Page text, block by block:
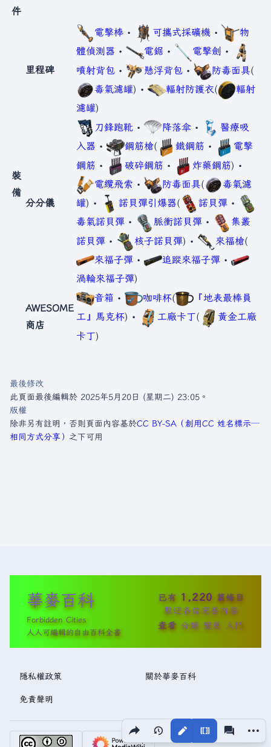
分享此頁面
視圖 更多
件
裝
備
里程碑
電擊棒 • 可攜式採礦機 •
物
體偵測器 • 電鋸 • 電擊劍
•
噴射背包 • 懸浮背包 • 防毒面具(
毒氣濾罐) • 輻射防護衣(
輻射
濾罐)
分分儀
刀鋒跑靴 • 降落傘 •
醫療吸
入器 • 鋼筋槍( 鐵鋼筋 •
電擊
鋼筋 • 破碎鋼筋 • 炸藥鋼筋) •
電纜飛索 • 防毒面具(
毒氣濾
罐) • 諾貝彈引爆器( 諾貝彈 •
毒氣諾貝彈 • 脈衝諾貝彈 •
集叢
諾貝彈 • 核子諾貝彈) • 來福槍(
來福子彈 • 追蹤來福子彈 •
渦輪來福子彈)
AWESOME
商店
音箱 • 咖啡杯(
『地表最棒員
工』馬克杯) • 工廠卡丁(
黃金工廠
卡丁)
最後修改
此頁面最後編輯於 2025年5月20日 (星期二) 23:05。
版權
除非另有註明，否則頁面內容基於CC BY-SA（創用CC 姓名標示─
相同方式分享） 之下可用
華麥百科
Forbidden Cities
人人可編輯的自由百科全書
已有 1,220 篇條目
歡迎各位完善內容
查看 分類 變更 入門
隱私權政策 關於華麥百科
免責聲明